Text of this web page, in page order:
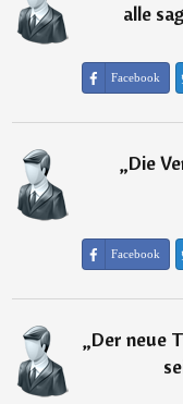
alle
Facebook
„Die
Facebook
„Der neue